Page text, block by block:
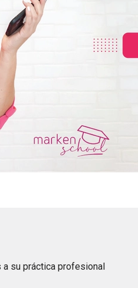
su práctica profesional